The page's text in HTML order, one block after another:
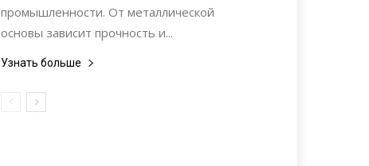
промышленности. От металлической
основы зависит прочность и...
Узнать больше